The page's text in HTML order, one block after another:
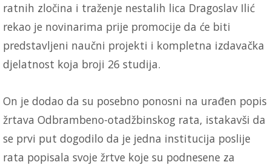
ratnih zločina i traženje nestalih lica Dragoslav Ilić
rekao je novinarima prije promocije da će biti
predstavljeni naučni projekti i kompletna izdavačka
djelatnost koja broji 26 studija.
On je dodao da su posebno ponosni na urađen popis
žrtava Odbrambeno-otadžbinskog rata, istakavši da
se prvi put dogodilo da je jedna institucija poslije
rata popisala svoje žrtve koje su podnesene za